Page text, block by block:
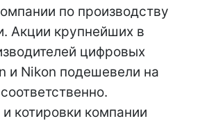
по производству
Акции крупнейших в
цифровых
и Nikon подешевели на
котировки компании